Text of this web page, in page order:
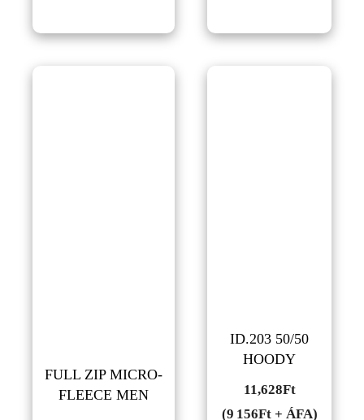
FULL ZIP MICRO-
FLEECE MEN
ID.203 50/50
HOODY
11,628Ft
(9 156Ft + ÁFA)